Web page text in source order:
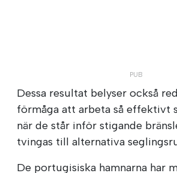
Dessa resultat belyser också
förmåga att arbeta så effektivt
när de står inför stigande
tvingas till alternativa
De portugisiska hamnarna har